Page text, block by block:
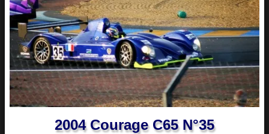
Vidéos
2004 Courage C65 N°35